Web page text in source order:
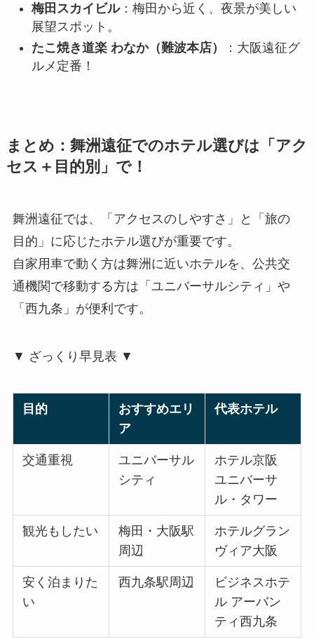
梅田スカイビル：梅田から近く、夜景が美しい
展望スポット。
たこ焼き道楽 わなか（難波本店）
：大阪遠征グ
ルメ定番！
まとめ：舞洲遠征でのホテル選びは「アク
セス＋目的別」で！
舞洲遠征では、「アクセスのしやすさ」と「旅の
目的」に応じたホテル選びが重要です。
自家用車で動く方は舞洲に近いホテルを、公共交
通機関で移動する方は「ユニバーサルシティ」や
「西九条」が便利です。
▼ ざっくり早見表 ▼
目的
おすすめエリ
ア
代表ホテル
交通重視
ユニバーサル
シティ
ホテル京阪
ユニバーサ
ル・タワー
観光もしたい
梅田・大阪駅
周辺
ホテルグラン
ヴィア大阪
安く泊まりた
い
西九条駅周辺
ビジネスホテ
ル アーバン
ティ西九条